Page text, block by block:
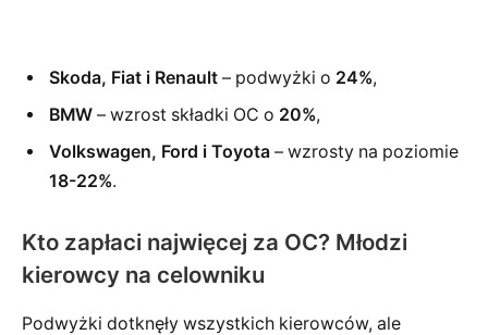
Skoda, Fiat i Renault – podwyżki o 24%,
BMW – wzrost składki OC o 20%,
Volkswagen, Ford i Toyota – wzrosty na poziomie
18-22%.
Kto zapłaci najwięcej za OC? Młodzi
kierowcy na celowniku
Podwyżki dotknęły wszystkich kierowców, ale